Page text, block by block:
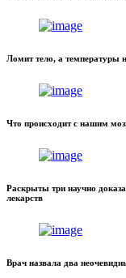
Ломит тело, а температуры
Что происходит с нашим
Раскрыты три научно
лекарств
Врач назвала два